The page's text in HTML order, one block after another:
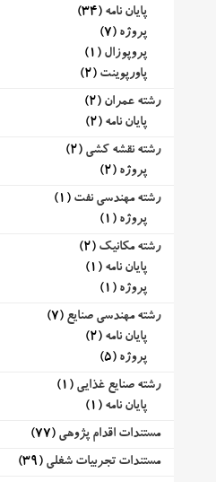
پایان نامه (34)
پروژه (7)
پروپوزال (1)
پاورپوینت (2)
رشته عمران (2)
پایان نامه (2)
رشته نقشه کشی (2)
پروژه (2)
رشته مهندسی نفت (1)
پروژه (1)
رشته مکانیک (2)
پایان نامه (1)
پروژه (1)
رشته مهندسی صنایع (7)
پایان نامه (2)
پروژه (5)
رشته صنایع غذایی (1)
پایان نامه (1)
مستندات اقدام پژوهی (77)
مستندات تجربیات شغلی (39)